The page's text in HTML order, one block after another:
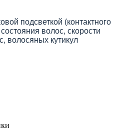
подсветкой (контактного
волос, скорости
волосяных кутикул